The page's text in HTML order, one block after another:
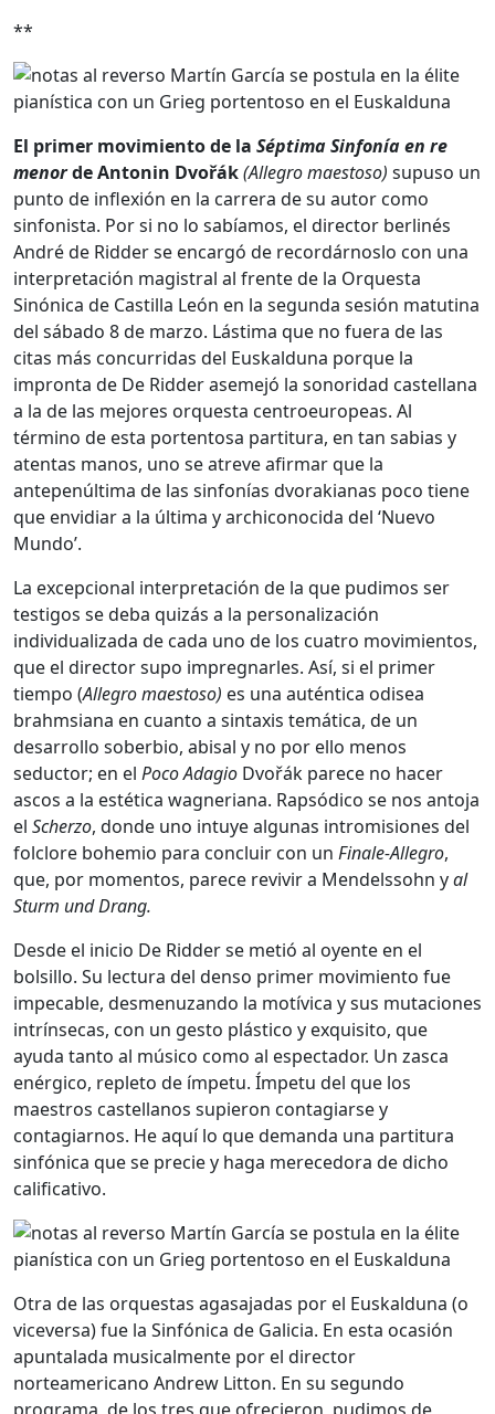
**
El primer movimiento de la Séptima Sinfoníaen re
menorde Antonin Dvořák(Allegro maestoso) supuso un
punto de inflexión en la carrera de su autor como
sinfonista. Por si no lo sabíamos, el director berlinés
André de Ridder se encargó de recordárnoslo con una
interpretación magistral al frente de la Orquesta
Sinónica de Castilla León en la segunda sesión matutina
del sábado 8 de marzo. Lástima que no fuera de las
citas más concurridas del Euskalduna porque la
impronta de De Ridder asemejó la sonoridad castellana
a la de las mejores orquesta centroeuropeas. Al
término de esta portentosa partitura, en tan sabias y
atentas manos, uno se atreve afirmar que la
antepenúltima de las sinfonías dvorakianas poco tiene
que envidiar a la última y archiconocida del ‘Nuevo
Mundo’.
La excepcional interpretación de la que pudimos ser
testigos se deba quizás a la personalización
individualizada de cada uno de los cuatro movimientos,
que el director supo impregnarles. Así, si el primer
tiempo (Allegro maestoso) es una auténtica odisea
brahmsiana en cuanto a sintaxis temática, de un
desarrollo soberbio, abisal y no por ello menos
seductor; en el Poco Adagio Dvořák parece no hacer
ascos a la estética wagneriana. Rapsódico se nos antoja
el Scherzo, donde uno intuye algunas intromisiones del
folclore bohemio para concluir con un Finale-Allegro,
que, por momentos, parece revivir a Mendelssohn yal
Sturm und Drang.
Desde el inicio De Ridder se metió al oyente en el
bolsillo. Su lectura del denso primer movimiento fue
impecable, desmenuzando la motívica y sus mutaciones
intrínsecas, con un gesto plástico y exquisito, que
ayuda tanto al músico como al espectador. Un zasca
enérgico, repleto de ímpetu. Ímpetu del que los
maestros castellanos supieron contagiarse y
contagiarnos. He aquí lo que demanda una partitura
sinfónica que se precie y haga merecedora de dicho
calificativo.
Otra de las orquestas agasajadas por el Euskalduna (o
viceversa) fue la Sinfónica de Galicia. En esta ocasión
apuntalada musicalmente por el director
norteamericano Andrew Litton. En su segundo